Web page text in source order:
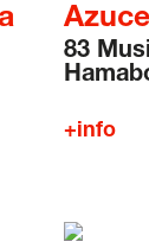
Politika
83
+info